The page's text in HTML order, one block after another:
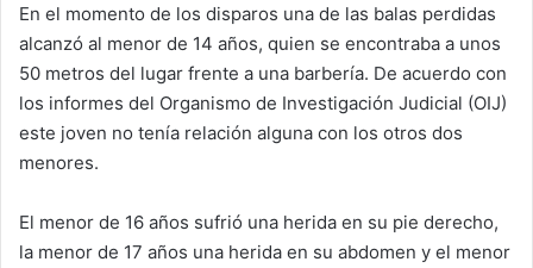
En el momento de los disparos una de las balas perdidas
alcanzó al menor de 14 años, quien se encontraba a unos
50 metros del lugar frente a una barbería. De acuerdo con
los informes del Organismo de Investigación Judicial (OIJ)
este joven no tenía relación alguna con los otros dos
menores.
El menor de 16 años sufrió una herida en su pie derecho,
la menor de 17 años una herida en su abdomen y el menor